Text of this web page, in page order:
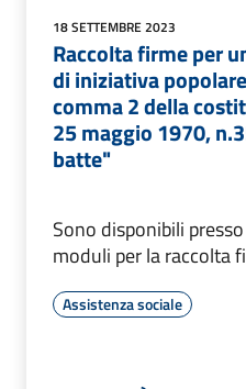
18 SETTEMBRE 2023
Raccolta firme per
di iniziativa
comma 2 della
25 maggio 1970,
batte"
Sono disponibili
moduli per la raccolta
Assistenza sociale